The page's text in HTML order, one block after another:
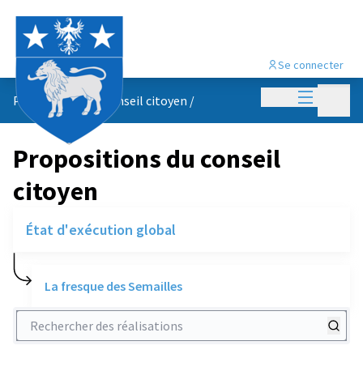
Menu
Se connecter
Propositions du conseil citoyen /
Propositions du conseil
citoyen
État d'exécution global
La fresque des Semailles
Rechercher des réalisations